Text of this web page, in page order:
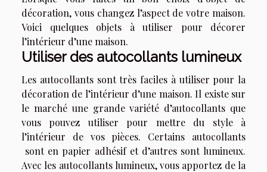
décoration, vous changez l’aspect de votre maison.
Voici quelques objets à utiliser pour décorer
l’intérieur d’une maison.
Utiliser des autocollants lumineux
Les autocollants sont très faciles à utiliser pour la
décoration de l’intérieur d’une maison. Il existe sur
le marché une grande variété d’autocollants que
vous pouvez utiliser pour mettre du style à
l’intérieur de vos pièces. Certains autocollants
sont en papier adhésif et d’autres sont lumineux.
Avec les autocollants lumineux, vous apportez de la